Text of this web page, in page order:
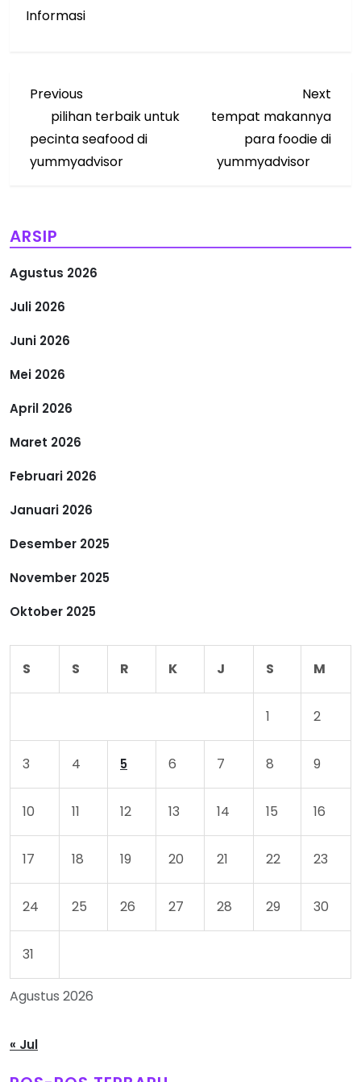
Informasi
N
a
v
g
a
s
i
p
o
s
Previous
Post
Previous
pilihan terbaik untuk
pecinta seafood di
yummyadvisor
Post
Next
tempat makannya
para foodie di
yummyadvisor
ARSIP
Agustus 2026
Juli 2026
Juni 2026
Mei 2026
April 2026
Maret 2026
Februari 2026
Januari 2026
Desember 2025
November 2025
Oktober 2025
Agustus 2026
S S R K J S M
1 2
3 4 5 6 7 8 9
10 11 12 13 14 15 16
17 18 19 20 21 22 23
24 25 26 27 28 29 30
31
« Jul